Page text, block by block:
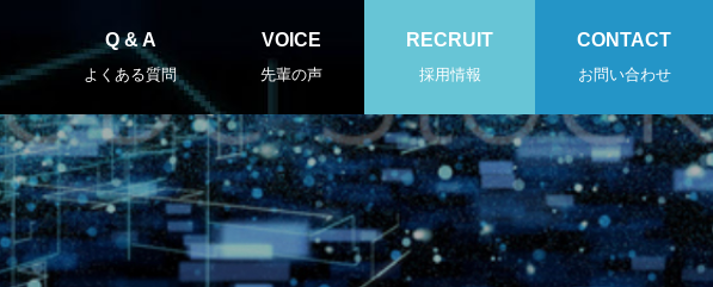
Q & A
よくある質問
VOICE
先輩の声
RECRUIT
採用情報
CONTACT
お問い合わせ